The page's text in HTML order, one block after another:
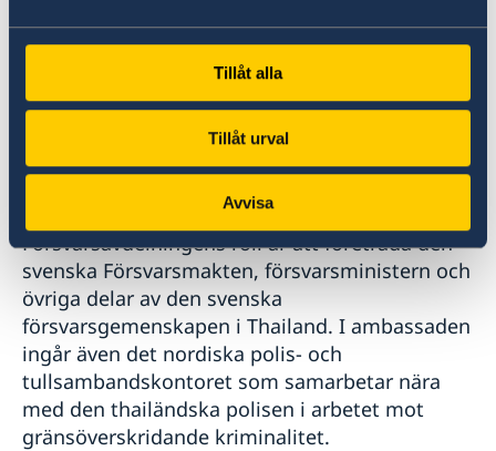
Tillåt alla
Tillåt urval
Avvisa
student- och kulturutbyte samt att främja
svenska politiska intressen. Dit hör mänskliga
rättigheter och demokratifrämjande,
miljömässig hållbarhet samt jämställdhet
mellan kvinnor och män. Ambassaden finns på
Facebook och X.
Försvarsavdelningens roll är att företräda den
svenska Försvarsmakten, försvarsministern och
övriga delar av den svenska
försvarsgemenskapen i Thailand. I ambassaden
ingår även det nordiska polis- och
tullsambandskontoret som samarbetar nära
med den thailändska polisen i arbetet mot
gränsöverskridande kriminalitet.